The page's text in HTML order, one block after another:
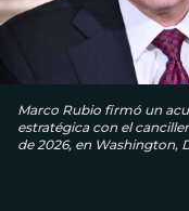
Marco Rubio firmó un
estratégica con el
de 2026, en Washington,